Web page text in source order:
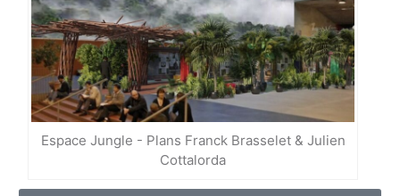
Espace Jungle - Plans Franck Brasselet & Julien
Cottalorda